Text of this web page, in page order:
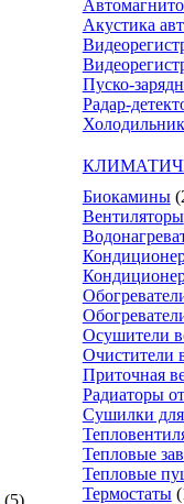
(5)
Акустика
Пуско-
Радар-
Биокамины
Вентиляторы
Осушители
Очистители
Приточная
Радиаторы
Сушилки
Тепловые
Тепловые
Термостаты